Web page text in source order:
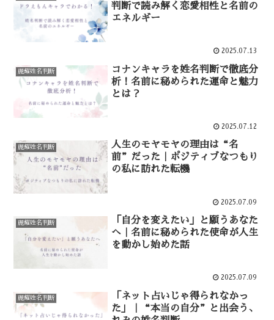
判断で読み解く恋愛相性と名前の
エネルギー
2025.07.13
麗耀姓名判断
コナンキャラを姓名判断で徹底分
析！名前に秘められた運命と魅力
とは？
2025.07.12
麗耀姓名判断
人生のモヤモヤの理由は“名
前”だった｜ポジティブなつもり
の私に訪れた転機
2025.07.09
麗耀姓名判断
「自分を変えたい」と願うあなた
へ｜名前に秘められた使命が人生
を動かし始めた話
2025.07.09
麗耀姓名判断
「ネット占いじゃ得られなかっ
た」｜“本当の自分”と出会う、